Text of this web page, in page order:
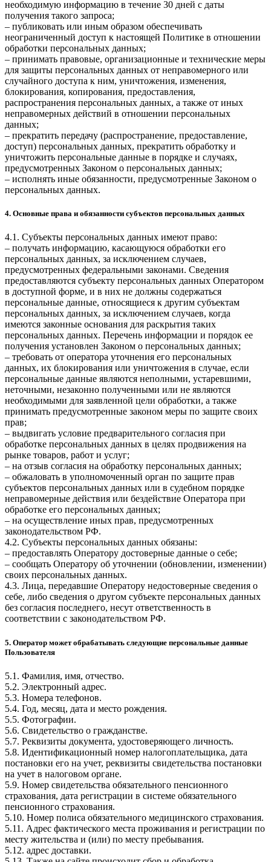
необходимую информацию в течение 30 дней с даты
получения такого запроса;
– публиковать или иным образом обеспечивать
неограниченный доступ к настоящей Политике в отношении
обработки персональных данных;
– принимать правовые, организационные и технические меры
для защиты персональных данных от неправомерного или
случайного доступа к ним, уничтожения, изменения,
блокирования, копирования, предоставления,
распространения персональных данных, а также от иных
неправомерных действий в отношении персональных
данных;
– прекратить передачу (распространение, предоставление,
доступ) персональных данных, прекратить обработку и
уничтожить персональные данные в порядке и случаях,
предусмотренных Законом о персональных данных;
– исполнять иные обязанности, предусмотренные Законом о
персональных данных.
4. Основные права и обязанности субъектов персональных данных
4.1. Субъекты персональных данных имеют право:
– получать информацию, касающуюся обработки его
персональных данных, за исключением случаев,
предусмотренных федеральными законами. Сведения
предоставляются субъекту персональных данных Оператором
в доступной форме, и в них не должны содержаться
персональные данные, относящиеся к другим субъектам
персональных данных, за исключением случаев, когда
имеются законные основания для раскрытия таких
персональных данных. Перечень информации и порядок ее
получения установлен Законом о персональных данных;
– требовать от оператора уточнения его персональных
данных, их блокирования или уничтожения в случае, если
персональные данные являются неполными, устаревшими,
неточными, незаконно полученными или не являются
необходимыми для заявленной цели обработки, а также
принимать предусмотренные законом меры по защите своих
прав;
– выдвигать условие предварительного согласия при
обработке персональных данных в целях продвижения на
рынке товаров, работ и услуг;
– на отзыв согласия на обработку персональных данных;
– обжаловать в уполномоченный орган по защите прав
субъектов персональных данных или в судебном порядке
неправомерные действия или бездействие Оператора при
обработке его персональных данных;
– на осуществление иных прав, предусмотренных
законодательством РФ.
4.2. Субъекты персональных данных обязаны:
– предоставлять Оператору достоверные данные о себе;
– сообщать Оператору об уточнении (обновлении, изменении)
своих персональных данных.
4.3. Лица, передавшие Оператору недостоверные сведения о
себе, либо сведения о другом субъекте персональных данных
без согласия последнего, несут ответственность в
соответствии с законодательством РФ.
5. Оператор может обрабатывать следующие персональные данные
Пользователя
5.1. Фамилия, имя, отчество.
5.2. Электронный адрес.
5.3. Номера телефонов.
5.4. Год, месяц, дата и место рождения.
5.5. Фотографии.
5.6. Свидетельство о гражданстве.
5.7. Реквизиты документа, удостоверяющего личность.
5.8. Идентификационный номер налогоплательщика, дата
постановки его на учет, реквизиты свидетельства постановки
на учет в налоговом органе.
5.9. Номер свидетельства обязательного пенсионного
страхования, дата регистрации в системе обязательного
пенсионного страхования.
5.10. Номер полиса обязательного медицинского страхования.
5.11. Адрес фактического места проживания и регистрации по
месту жительства и (или) по месту пребывания.
5.12. адрес доставки.